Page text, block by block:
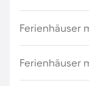
Ferienhäuser
Ferienhäuser